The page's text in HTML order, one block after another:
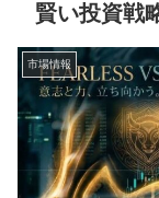
賢い投資戦
市場情報